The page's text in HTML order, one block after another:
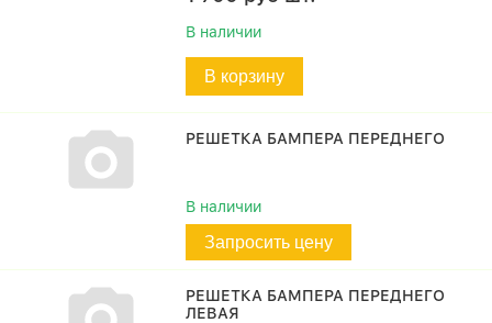
В наличии
В корзину
РЕШЕТКА БАМПЕРА ПЕРЕДНЕГО
В наличии
Запросить цену
РЕШЕТКА БАМПЕРА ПЕРЕДНЕГО
ЛЕВАЯ